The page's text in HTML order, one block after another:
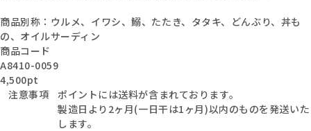
商品別称：ウルメ、イワシ、鰯、たたき、タタキ、どんぶり、丼も
の、オイルサーディン
商品コード
A8410-0059
4,500pt
注意事項
ポイントには送料が含まれております。
製造日より2ヶ月(一日干は1ヶ月)以内のものを発送いた
します。